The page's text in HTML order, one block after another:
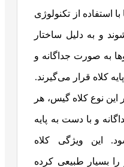
استفاده از تکنولوژی
و به دلیل ساختار
به صورت جداگانه و
کلاه قرار می‌گیرند.
این نوع کلاه گیس، هر
و با دست به پایه
این ویژگی کلاه
بسیار طبیعی کرده